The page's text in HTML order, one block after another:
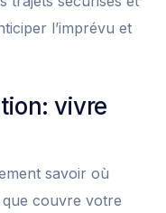
l’imprévu et
vivre
savoir où
que couvre votre